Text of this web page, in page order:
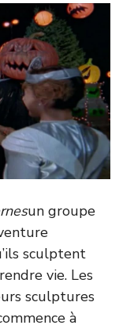
un groupe
sculptent
vie. Les
sculptures
à